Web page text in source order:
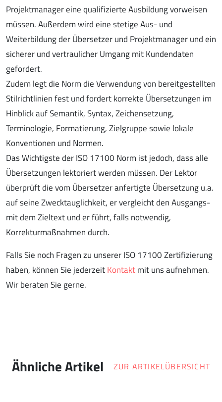
Projektmanager eine qualifizierte Ausbildung vorweisen
müssen. Außerdem wird eine stetige Aus- und
Weiterbildung der Übersetzer und Projektmanager und ein
sicherer und vertraulicher Umgang mit Kundendaten
gefordert.
Zudem legt die Norm die Verwendung von bereitgestellten
Stilrichtlinien fest und fordert korrekte Übersetzungen im
Hinblick auf Semantik, Syntax, Zeichensetzung,
Terminologie, Formatierung, Zielgruppe sowie lokale
Konventionen und Normen.
Das Wichtigste der ISO 17100 Norm ist jedoch, dass alle
Übersetzungen lektoriert werden müssen. Der Lektor
überprüft die vom Übersetzer anfertigte Übersetzung u.a.
auf seine Zwecktauglichkeit, er vergleicht den Ausgangs-
mit dem Zieltext und er führt, falls notwendig,
Korrekturmaßnahmen durch.
Falls Sie noch Fragen zu unserer ISO 17100 Zertifizierung
haben, können Sie jederzeitKontaktmit uns aufnehmen.
Wir beraten Sie gerne.
Ähnliche Artikel ZUR ARTIKELÜBERSICHT